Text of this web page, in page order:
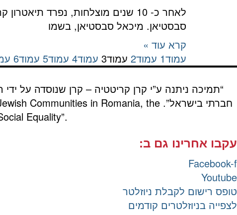
לאחר כ- 10 שנים מוצלחות, נפרד
סבסטיאן. מיכאל סבסטיאן, בשמו
קרא עוד »
עמוד1 עמוד2 עמוד3 עמוד4 עמוד5 עמוד6
“תמיכה ניתנה ע”י קרן קריטטיה – קרן שנוסדה על
חברתי בישראל”.Communities in Romania, the
Equality”.
עקבו אחרינו גם ב:
Facebook-f
Youtube
טופס רישום לקבלת ניוזלטר
לצפייה בניוזלטרים קודמים